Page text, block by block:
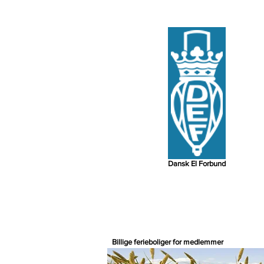
Dansk El Forbund
Billige ferieboliger for medlemmer